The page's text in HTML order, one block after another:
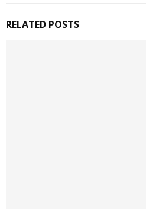
RELATED POSTS